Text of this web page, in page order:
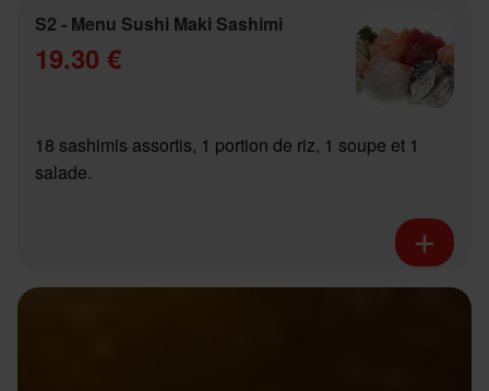
S2 - Menu Sushi Maki Sashimi
19.30 €
18 sashimis assortis, 1 portion de riz, 1 soupe et 1
salade.